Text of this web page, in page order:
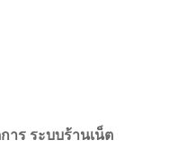
าร ระบบร้านเน็ต